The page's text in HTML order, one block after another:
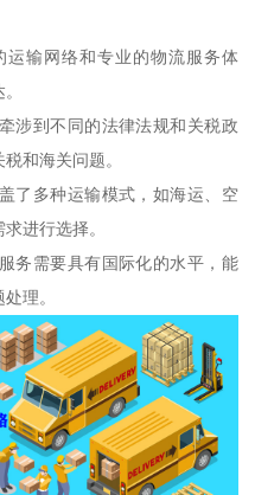
输网络和专业的物流服务体
涉到不同的法律法规和关税政
和海关问题。
了多种运输模式，如海运、空
进行选择。
务需要具有国际化的水平，能
理。